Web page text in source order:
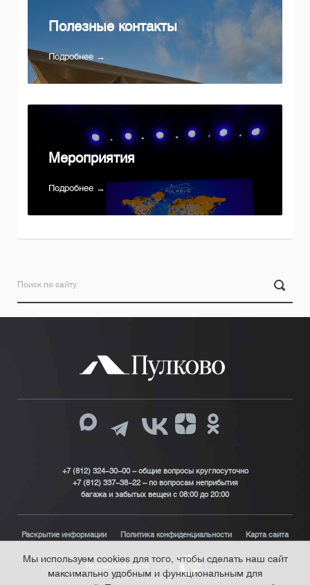
Полезные контакты
Подробнее →
Мероприятия
Подробнее →
+7 (812) 324-30-00 - общие вопросы круглосуточно
+7 (812) 337-38-22 – по вопросам неприбытия
багажа и забытых вещей с 08:00 до 20:00
Раскрытие информации Политика конфиденциальности Карта сайта
Разработка сайта
Мы используем cookies для того, чтобы сделать наш сайт
максимально удобным и функциональным для